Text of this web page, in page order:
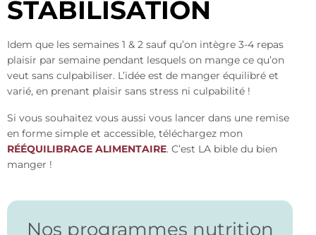
STABILISATION
Idem que les semaines 1 & 2 sauf qu’on intègre 3-4 repas
plaisir par semaine pendant lesquels on mange ce qu’on
veut sans culpabiliser. L’idée est de manger équilibré et
varié, en prenant plaisir sans stress ni culpabilité !
Si vous souhaitez vous aussi vous lancer dans une remise
en forme simple et accessible, téléchargez mon
RÉÉQUILIBRAGE ALIMENTAIRE. C’est LA bible du bien
manger !
Nos programmes nutrition